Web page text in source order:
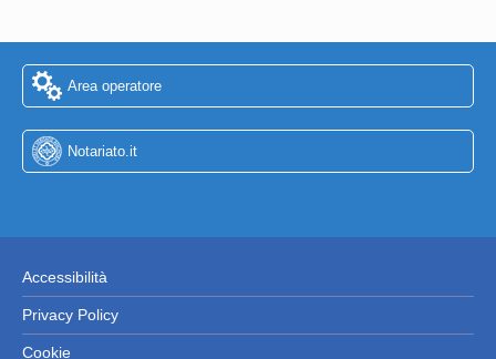
Area operatore
Notariato.it
Accessibilità
Privacy Policy
Cookie